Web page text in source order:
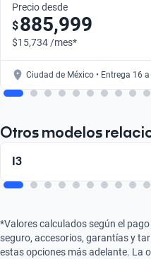
Precio desde
$885,999
$15,734 /mes*
Ciudad de México • Entrega 16
Otros modelos
I3
*Valores calculados según el
seguro, accesorios, garantías y
estas opciones más adelante. La